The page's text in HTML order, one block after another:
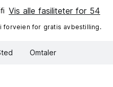
Vis alle fasiliteter for 54
forveien for gratis avbestilling.
Omtaler